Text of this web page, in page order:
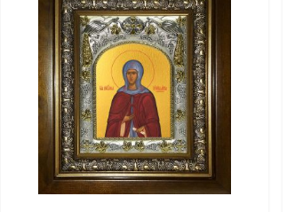
Опции
можно
выбрать
на
странице
товара.